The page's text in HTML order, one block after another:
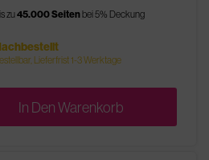
zu45.000 Seitenbei 5% Deckung
Lieferfrist 1-3 Werktage
In DenWarenkorb